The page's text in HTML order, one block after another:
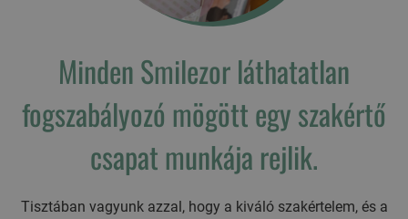
Minden Smilezor láthatatlan
fogszabályozó mögött egy szakértő
csapat munkája rejlik.
Tisztában vagyunk azzal, hogy a kiváló szakértelem, és a